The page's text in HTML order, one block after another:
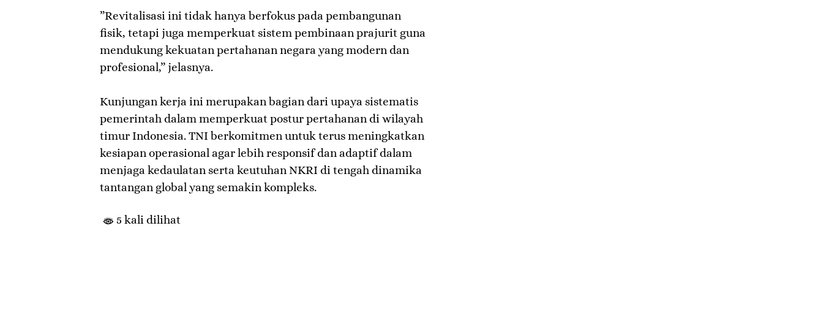
​”Revitalisasi ini tidak hanya berfokus pada pembangunan
fisik, tetapi juga memperkuat sistem pembinaan prajurit guna
mendukung kekuatan pertahanan negara yang modern dan
profesional,” jelasnya.
​Kunjungan kerja ini merupakan bagian dari upaya sistematis
pemerintah dalam memperkuat postur pertahanan di wilayah
timur Indonesia. TNI berkomitmen untuk terus meningkatkan
kesiapan operasional agar lebih responsif dan adaptif dalam
menjaga kedaulatan serta keutuhan NKRI di tengah dinamika
tantangan global yang semakin kompleks.
5 kali dilihat